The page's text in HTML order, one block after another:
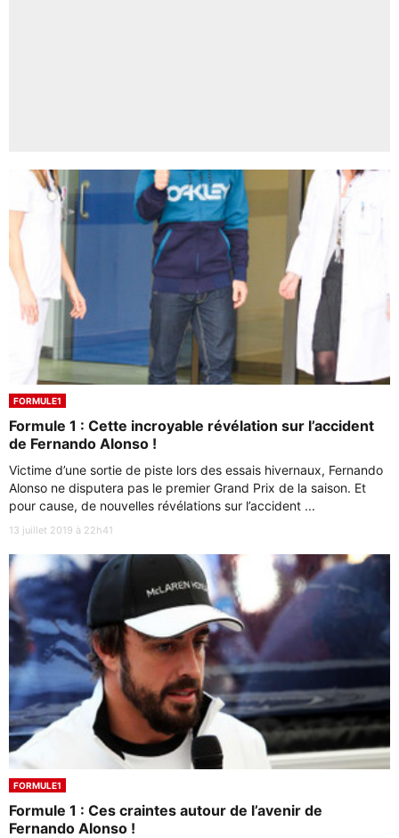
FORMULE1
Formule 1 : Cette incroyable révélation sur l’accident
de Fernando Alonso !
Victime d’une sortie de piste lors des essais hivernaux, Fernando
Alonso ne disputera pas le premier Grand Prix de la saison. Et
pour cause, de nouvelles révélations sur l’accident ...
13 juillet 2019 à 22h41
FORMULE1
Formule 1 : Ces craintes autour de l’avenir de
Fernando Alonso !